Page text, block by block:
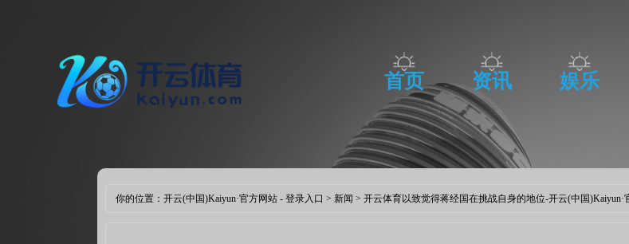
首页 资讯 娱乐
你的位置： 开云(中国)Kaiyun·官方网站 - 登录入口 > 新闻 > 开云体育以致觉得蒋经国在挑战自身的地位-开云(中国)Kaiyun·